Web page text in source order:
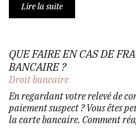
Lire la suite
QUE FAIRE EN CAS DE
BANCAIRE ?
Droit bancaire
En regardant votre relevé de
paiement suspect ? Vous êtes
la carte bancaire. Comment